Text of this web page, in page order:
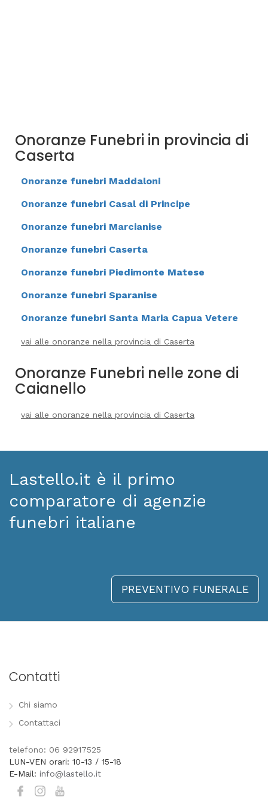
Onoranze Funebri in provincia di
Caserta
Onoranze funebri Maddaloni
Onoranze funebri Casal di Principe
Onoranze funebri Marcianise
Onoranze funebri Caserta
Onoranze funebri Piedimonte Matese
Onoranze funebri Sparanise
Onoranze funebri Santa Maria Capua Vetere
vai alle onoranze nella provincia di Caserta
Onoranze Funebri nelle zone di
Caianello
vai alle onoranze nella provincia di Caserta
Lastello.it è il primo
comparatore di agenzie
funebri italiane
PREVENTIVO FUNERALE
Contatti
Chi siamo
Contattaci
telefono: 06 92917525
LUN-VEN orari: 10-13 / 15-18
E-Mail: info@lastello.it